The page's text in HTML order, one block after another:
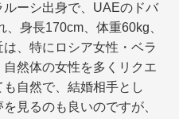
ーシ出身で、UAEのドバ
身長170cm、体重60kg、
、特にロシア女性・ベラ
然体の女性を多くリクエ
自然で、結婚相手とし
見るのも良いのですが、